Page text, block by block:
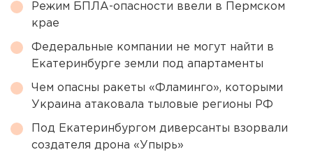
Режим БПЛА-опасности ввели в Пермском
крае
Федеральные компании не могут найти в
Екатеринбурге земли под апартаменты
Чем опасны ракеты «Фламинго», которыми
Украина атаковала тыловые регионы РФ
Под Екатеринбургом диверсанты взорвали
создателя дрона «Упырь»